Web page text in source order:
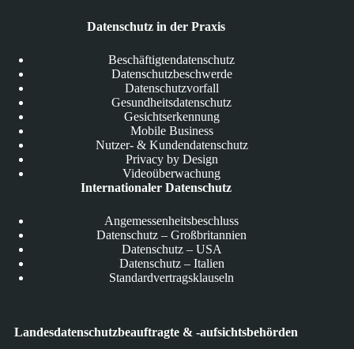
Datenschutz in der Praxis
Beschäftigtendatenschutz
Datenschutzbeschwerde
Datenschutzvorfall
Gesundheitsdatenschutz
Gesichtserkennung
Mobile Business
Nutzer- & Kundendatenschutz
Privacy by Design
Videoüberwachung
Internationaler Datenschutz
Angemessenheitsbeschluss
Datenschutz – Großbritannien
Datenschutz – USA
Datenschutz – Italien
Standardvertragsklauseln
Landesdatenschutzbeauftragte & -aufsichtsbehörden